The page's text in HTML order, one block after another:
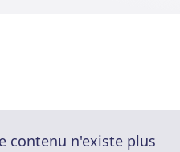
contenu n'existe plus